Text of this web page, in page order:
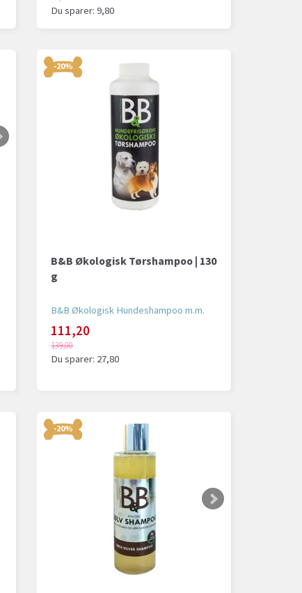
Du sparer:9,80
-20%
B&B Økologisk Tørshampoo | 130
g
B&B Økologisk Hundeshampoo m.m.
111,20
139,00
Du sparer: 27,80
-20%